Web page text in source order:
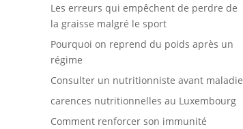
Les erreurs qui empêchent de perdre de
la graisse malgré le sport
Pourquoi on reprend du poids après un
régime
Consulter un nutritionniste avant maladie
carences nutritionnelles au Luxembourg
Comment renforcer son immunité